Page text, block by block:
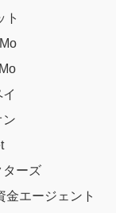
ト
ン
ターズ
金エージェント